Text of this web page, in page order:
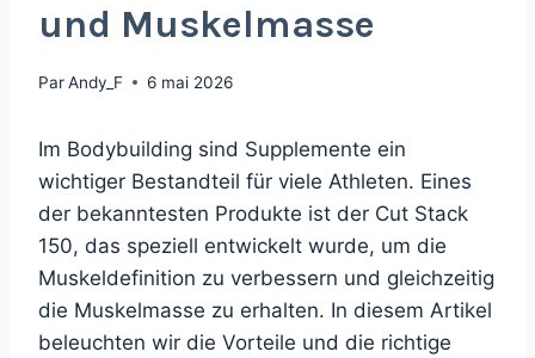
und Muskelmasse
ParAndy_F 6 mai 2026
Im Bodybuilding sind Supplemente ein
wichtiger Bestandteil für viele Athleten. Eines
der bekanntesten Produkte ist der Cut Stack
150, das speziell entwickelt wurde, um die
Muskeldefinition zu verbessern und gleichzeitig
die Muskelmasse zu erhalten. In diesem Artikel
beleuchten wir die Vorteile und die richtige